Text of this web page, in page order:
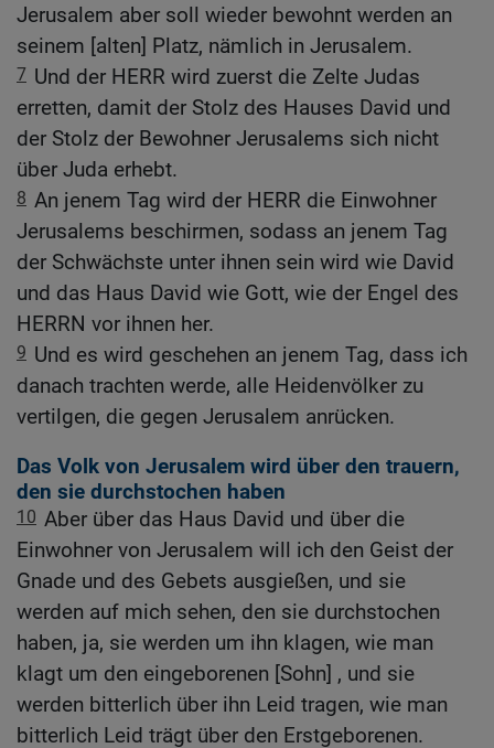
Jerusalem aber soll wieder bewohnt werden an
seinem [alten] Platz, nämlich in Jerusalem.
7 Und der HERR wird zuerst die Zelte Judas
erretten, damit der Stolz des Hauses David und
der Stolz der Bewohner Jerusalems sich nicht
über Juda erhebt.
8 An jenem Tag wird der HERR die Einwohner
Jerusalems beschirmen, sodass an jenem Tag
der Schwächste unter ihnen sein wird wie David
und das Haus David wie Gott, wie der Engel des
HERRN vor ihnen her.
9 Und es wird geschehen an jenem Tag, dass ich
danach trachten werde, alle Heidenvölker zu
vertilgen, die gegen Jerusalem anrücken.
Das Volk von Jerusalem wird über den trauern,
den sie durchstochen haben
10 Aber über das Haus David und über die
Einwohner von Jerusalem will ich den Geist der
Gnade und des Gebets ausgießen, und sie
werden auf mich sehen, den sie durchstochen
haben, ja, sie werden um ihn klagen, wie man
klagt um den eingeborenen [Sohn] , und sie
werden bitterlich über ihn Leid tragen, wie man
bitterlich Leid trägt über den Erstgeborenen.